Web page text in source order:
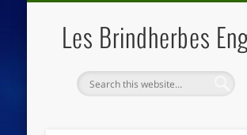
Les Brindherbes